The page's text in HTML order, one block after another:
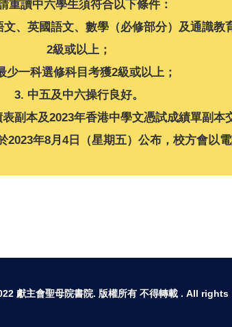
重讀中六學生須符合以下條件：
、英國語文、數學（必修部分）及通識教
2級或以上；
少一科選修科目考獲2級或以上；
3. 中五及中六操行良好。
副本及2023年香港中學文憑試成績單副
2023年8月4日（星期五）公布，校方會以
獻主會聖母院書院. 版權所有 不得轉載 . All rights